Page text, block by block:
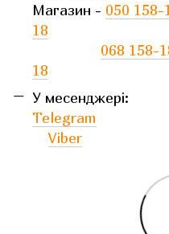
Магазин - 050 158-
18
068 158-
18
У месенджері:
Telegram
Viber